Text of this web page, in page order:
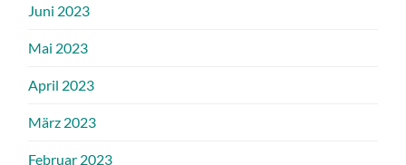
Juni 2023
Mai 2023
April 2023
März 2023
Februar 2023